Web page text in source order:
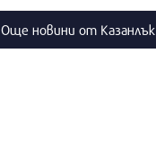
Още новини от Казанлък